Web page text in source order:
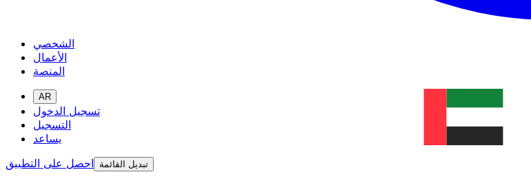
الشخصي
الأعمال
المنصة
AR
تسجيل الدخول
التسجيل
يساعد
احصل على التطبيق
تبديل القائمة